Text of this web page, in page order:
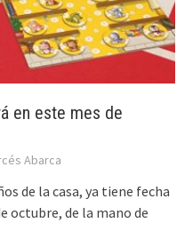
en este mes de
Abarca
de la casa, ya tiene fecha
octubre, de la mano de